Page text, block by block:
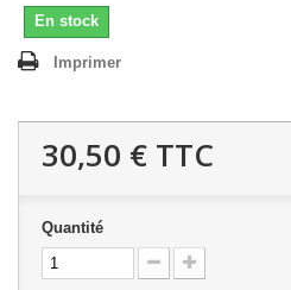
En stock
Imprimer
30,50 € TTC
Quantité